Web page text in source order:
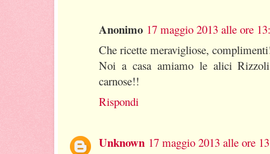
Anonimo 17 maggio 2013 alle ore
Che ricette meravigliose,
Noi a casa amiamo le alici
carnose!!
Rispondi
Unknown 17 maggio 2013 alle ore